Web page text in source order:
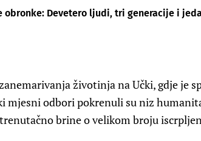
obronke: Devetero ljudi, tri generacije i
životinja na Učki, gdje je
mjesni odbori pokrenuli su niz
brine o velikom broju